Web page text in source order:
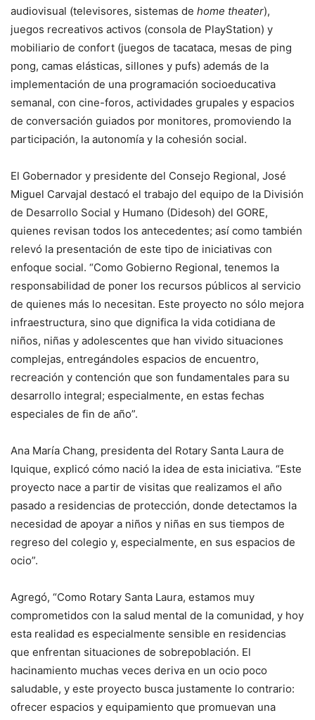
audiovisual (televisores, sistemas de home theater),
juegos recreativos activos (consola de PlayStation) y
mobiliario de confort (juegos de tacataca, mesas de ping
pong, camas elásticas, sillones y pufs) además de la
implementación de una programación socioeducativa
semanal, con cine-foros, actividades grupales y espacios
de conversación guiados por monitores, promoviendo la
participación, la autonomía y la cohesión social.
El Gobernador y presidente del Consejo Regional, José
Miguel Carvajal destacó el trabajo del equipo de la División
de Desarrollo Social y Humano (Didesoh) del GORE,
quienes revisan todos los antecedentes; así como también
relevó la presentación de este tipo de iniciativas con
enfoque social. “Como Gobierno Regional, tenemos la
responsabilidad de poner los recursos públicos al servicio
de quienes más lo necesitan. Este proyecto no sólo mejora
infraestructura, sino que dignifica la vida cotidiana de
niños, niñas y adolescentes que han vivido situaciones
complejas, entregándoles espacios de encuentro,
recreación y contención que son fundamentales para su
desarrollo integral; especialmente, en estas fechas
especiales de fin de año”.
Ana María Chang, presidenta del Rotary Santa Laura de
Iquique, explicó cómo nació la idea de esta iniciativa. “Este
proyecto nace a partir de visitas que realizamos el año
pasado a residencias de protección, donde detectamos la
necesidad de apoyar a niños y niñas en sus tiempos de
regreso del colegio y, especialmente, en sus espacios de
ocio”.
Agregó, “Como Rotary Santa Laura, estamos muy
comprometidos con la salud mental de la comunidad, y hoy
esta realidad es especialmente sensible en residencias
que enfrentan situaciones de sobrepoblación. El
hacinamiento muchas veces deriva en un ocio poco
saludable, y este proyecto busca justamente lo contrario:
ofrecer espacios y equipamiento que promuevan una